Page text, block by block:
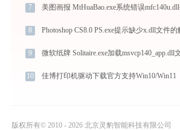
7 美图画报 MtHuaBao.exe系统错误
8 Photoshop CS8.0 PS.exe提示缺少x.dll文件
9
10 佳博打印机驱动下载官方支持Win10/Win11
版权所有© 2010 - 2026 北京灵豹智能科技有限公司